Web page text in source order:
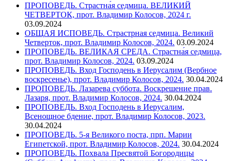
ПРОПОВЕДЬ. Страстна́я седмица. ВЕЛИКИЙ
ЧЕТВЕРТОК, прот. Владимир Колосов, 2024 г.
03.09.2024
ОБЩАЯ ИСПОВЕДЬ. Страстрная седмица. Великий
Четверток, прот. Владимир Колосов, 2024. 03.09.2024
ПРОПОВЕДЬ. ВЕЛИКАЯ СРЕДА. Страстна́я седмица,
прот. Владимир Колосов, 2024. 03.09.2024
ПРОПОВЕДЬ. Вход Господень в Иерусалим (Вербное
воскресенье), прот. Владимир Колосов, 2024. 30.04.2024
ПРОПОВЕДЬ. Лазарева суббота. Воскрешение прав.
Лазаря, прот. Владимир Колосов, 2024. 30.04.2024
ПРОПОВЕДЬ. Вход Господень в Иерусалим,
Всенощное бдение, прот. Владимир Колосов, 2023.
30.04.2024
ПРОПОВЕДЬ. 5-я Великого поста, прп. Марии
Египетской, прот. Владимир Колосов, 2024. 30.04.2024
ПРОПОВЕДЬ. Похвала Пресвятой Богородицы